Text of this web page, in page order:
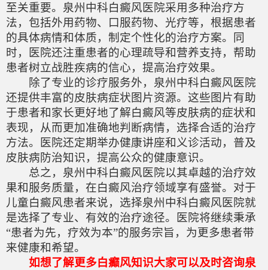
至关重要。泉州中科白癜风医院采用多种治疗方
法，包括外用药物、口服药物、光疗等，根据患者
的具体病情和体质，制定个性化的治疗方案。同
时，医院还注重患者的心理疏导和营养支持，帮助
患者树立战胜疾病的信心，提高治疗效果。
除了专业的诊疗服务外，泉州中科白癜风医院
还提供丰富的皮肤病症状图片资源。这些图片有助
于患者和家长更好地了解白癜风等皮肤病的症状和
表现，从而更加准确地判断病情，选择合适的治疗
方法。医院还定期举办健康讲座和义诊活动，普及
皮肤病防治知识，提高公众的健康意识。
总之，泉州中科白癜风医院以其卓越的治疗效
果和服务质量，在白癜风治疗领域享有盛誉。对于
儿童白癜风患者来说，选择泉州中科白癜风医院就
是选择了专业、有效的治疗途径。医院将继续秉承
“患者为先，疗效为本”的服务宗旨，为更多患者带
来健康和希望。
如想了解更多白癫风知识大家可以及时咨询泉